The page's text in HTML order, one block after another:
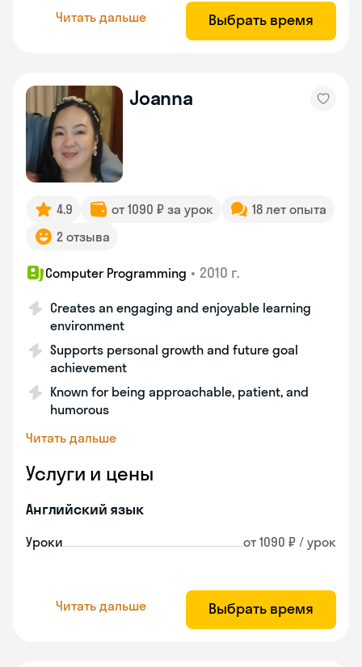
Читать дальше Выбрать время
Joanna
4.9 от 1090 ₽ за урок
18 лет опыта
2 отзыва
Computer Programming • 2010 г.
Creates an engaging and enjoyable learning
environment
Supports personal growth and future goal
achievement
Known for being approachable, patient, and
humorous
Читать дальше
Услуги и цены
Английский язык
Уроки от 1090 ₽ / урок
Читать дальше Выбрать время